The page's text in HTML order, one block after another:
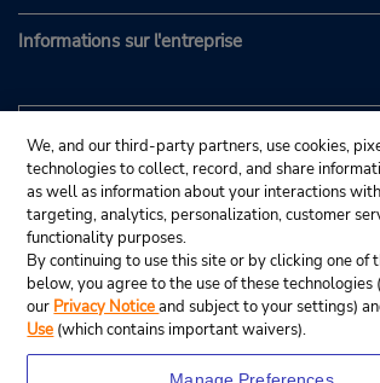
Informations sur l'entreprise
We, and our third-party partners, use cookies,
technologies to collect, record, and share
as well as information about your interactions
targeting, analytics, personalization, customer
functionality purposes.
By continuing to use this site or by clicking one of
below, you agree to the use of these technologies
our Privacy Noticeand subject to your settings)
Use (which contains important waivers).